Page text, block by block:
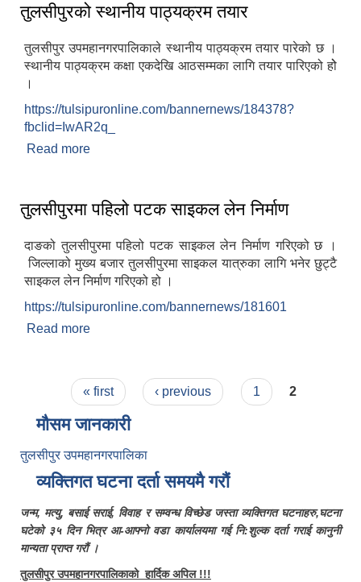
तुलसीपुरको स्थानीय पाठ्यक्रम तयार
तुलसीपुर उपमहानगरपालिकाले स्थानीय पाठ्यक्रम तयार पारेको छ ।
स्थानीय पाठ्यक्रम कक्षा एकदेखि आठसम्मका लागि तयार पारिएको होे
।
https://tulsipuronline.com/bannernews/184378?
fbclid=IwAR2q_
Read more
तुलसीपुरमा पहिलो पटक साइकल लेन निर्माण
दाङको तुलसीपुरमा पहिलो पटक साइकल लेन निर्माण गरिएको छ ।
जिल्लाको मुख्य बजार तुलसीपुरमा साइकल यात्रुका लागि भनेर छुट्टै
साइकल लेन निर्माण गरिएको हो ।
https://tulsipuronline.com/bannernews/181601
Read more
Pages« first ‹ previous 1 2
मौसम जानकारी
तुलसीपुर उपमहानगरपालिका
व्यक्तिगत घटना दर्ता समयमै गरौं
जन्म, मत्यु, बसाई सराई, विवाह र सम्वन्ध विच्छेड जस्ता व्यक्तिगत घटनाहरु,घटना
घटेको ३५ दिन भित्र आ-आफ्नो वडा कार्यालयमा गई नि:शुल्क दर्ता गराई कानुनी
मान्यता प्राप्त गरौं ।
तुलसीपुर उपमहानगरपालिकाको हार्दिक अपिल !!!